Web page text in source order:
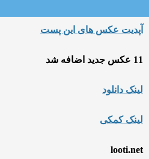
آپدیت عکس های این پست
11 عکس جدید اضافه شد
لینک دانلود
لینک کمکی
looti.net